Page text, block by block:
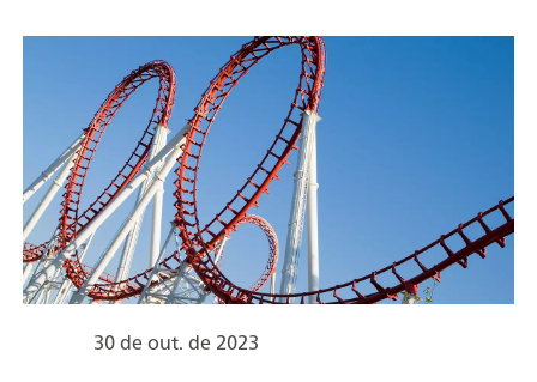
30 de out. de 2023